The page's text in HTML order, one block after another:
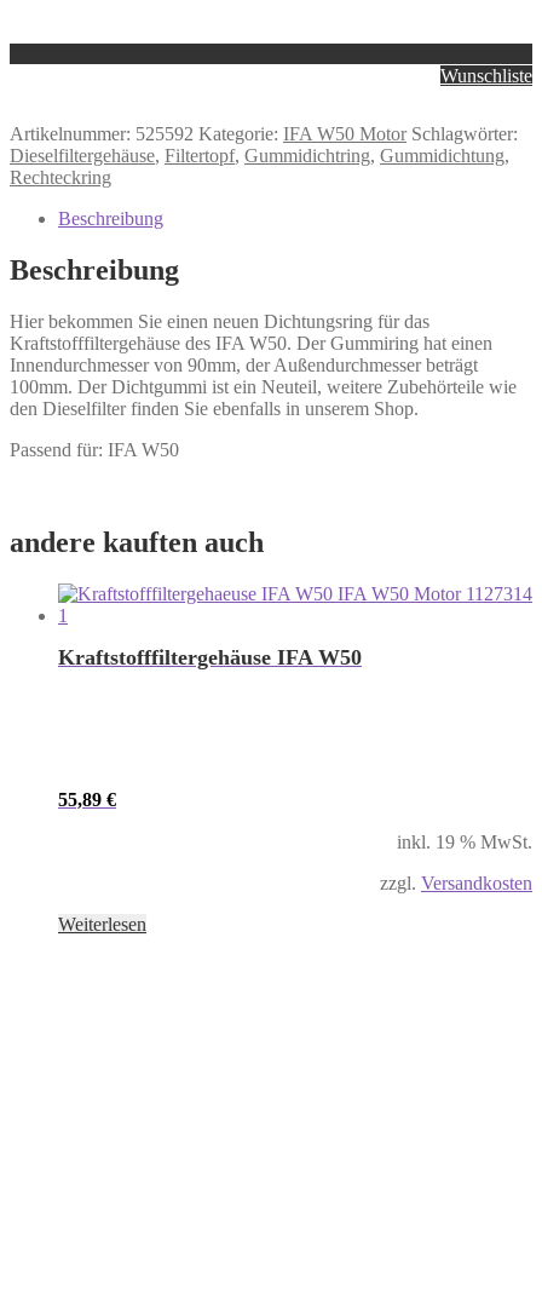
Wunschliste
Artikelnummer: 525592 Kategorie: IFA W50 Motor Schlagwörter:
Dieselfiltergehäuse, Filtertopf, Gummidichtring, Gummidichtung,
Rechteckring
Beschreibung
Beschreibung
Hier bekommen Sie einen neuen Dichtungsring für das
Kraftstofffiltergehäuse des IFA W50. Der Gummiring hat einen
Innendurchmesser von 90mm, der Außendurchmesser beträgt
100mm. Der Dichtgummi ist ein Neuteil, weitere Zubehörteile wie
den Dieselfilter finden Sie ebenfalls in unserem Shop.
Passend für: IFA W50
andere kauften auch
Kraftstofffiltergehäuse IFA W50
55,89 €
inkl. 19 % MwSt.
zzgl. Versandkosten
Weiterlesen